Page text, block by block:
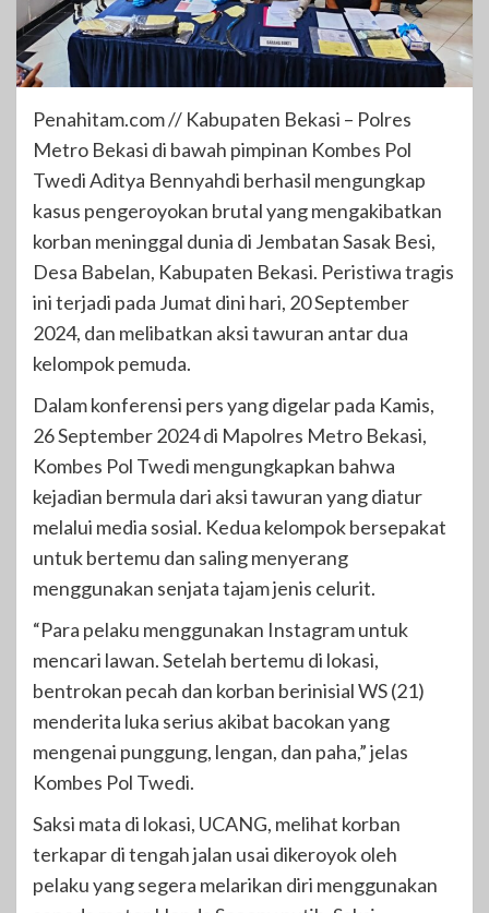
Penahitam.com // Kabupaten Bekasi – Polres
Metro Bekasi di bawah pimpinan Kombes Pol
Twedi Aditya Bennyahdi berhasil mengungkap
kasus pengeroyokan brutal yang mengakibatkan
korban meninggal dunia di Jembatan Sasak Besi,
Desa Babelan, Kabupaten Bekasi. Peristiwa tragis
ini terjadi pada Jumat dini hari, 20 September
2024, dan melibatkan aksi tawuran antar dua
kelompok pemuda.
Dalam konferensi pers yang digelar pada Kamis,
26 September 2024 di Mapolres Metro Bekasi,
Kombes Pol Twedi mengungkapkan bahwa
kejadian bermula dari aksi tawuran yang diatur
melalui media sosial. Kedua kelompok bersepakat
untuk bertemu dan saling menyerang
menggunakan senjata tajam jenis celurit.
“Para pelaku menggunakan Instagram untuk
mencari lawan. Setelah bertemu di lokasi,
bentrokan pecah dan korban berinisial WS (21)
menderita luka serius akibat bacokan yang
mengenai punggung, lengan, dan paha,” jelas
Kombes Pol Twedi.
Saksi mata di lokasi, UCANG, melihat korban
terkapar di tengah jalan usai dikeroyok oleh
pelaku yang segera melarikan diri menggunakan